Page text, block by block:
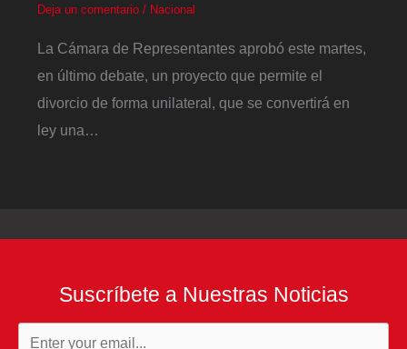
Deja un comentario / Nacional
La Cámara de Representantes aprobó este martes,
en último debate, un proyecto que permite el
divorcio de forma unilateral, que se convertirá en
ley una…
Suscríbete a Nuestras Noticias